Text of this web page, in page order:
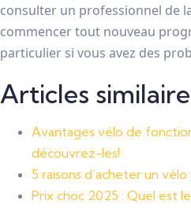
consulter un professionnel de
commencer tout nouveau
particulier si vous avez des
Articles
Avantages vélo de
découvrez-les!
5 raisons d’acheter un
Prix choc 2025 : Quel est